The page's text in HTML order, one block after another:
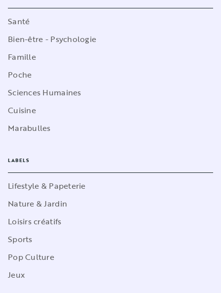
Santé
Bien-être - Psychologie
Famille
Poche
Sciences Humaines
Cuisine
Marabulles
LABELS
Lifestyle & Papeterie
Nature & Jardin
Loisirs créatifs
Sports
Pop Culture
Jeux